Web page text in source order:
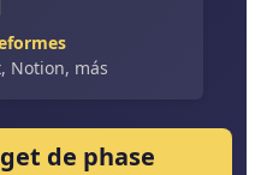
Notion, más
de phase